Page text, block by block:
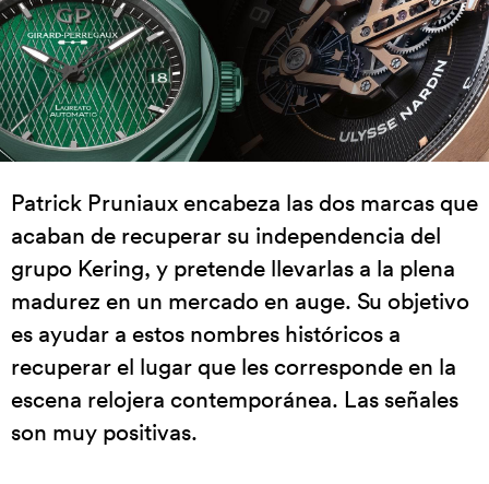
Patrick Pruniaux encabeza las dos marcas que
acaban de recuperar su independencia del
grupo Kering, y pretende llevarlas a la plena
madurez en un mercado en auge. Su objetivo
es ayudar a estos nombres históricos a
recuperar el lugar que les corresponde en la
escena relojera contemporánea. Las señales
son muy positivas.